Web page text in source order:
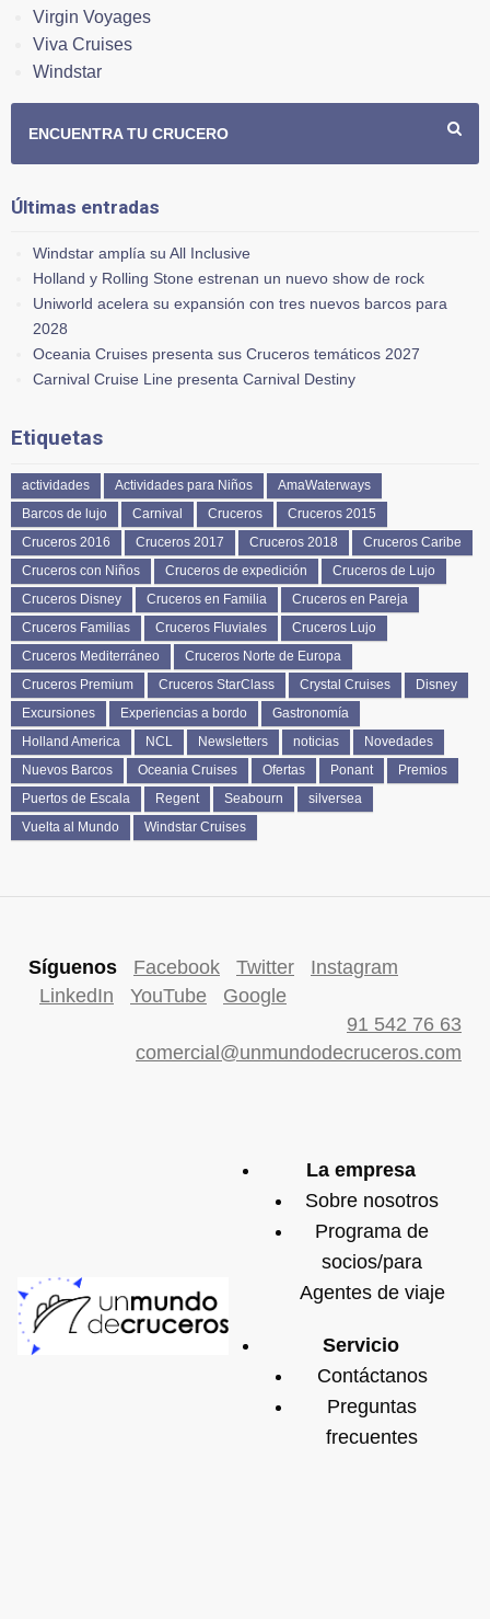
Virgin Voyages
Viva Cruises
Windstar
ENCUENTRA TU CRUCERO
Últimas entradas
Windstar amplía su All Inclusive
Holland y Rolling Stone estrenan un nuevo show de rock
Uniworld acelera su expansión con tres nuevos barcos para
2028
Oceania Cruises presenta sus Cruceros temáticos 2027
Carnival Cruise Line presenta Carnival Destiny
Etiquetas
actividades Actividades para Niños
AmaWaterways
Barcos de lujo
Carnival Cruceros
Cruceros 2015
Cruceros 2016
Cruceros 2017 Cruceros 2018
Cruceros Caribe
Cruceros con Niños
Cruceros de expedición
Cruceros de Lujo
Cruceros Disney
Cruceros en Familia
Cruceros en Pareja
Cruceros Familias
Cruceros Fluviales
Cruceros Lujo
Cruceros Mediterráneo
Cruceros Norte de Europa
Cruceros Premium
Cruceros StarClass Crystal Cruises
Disney
Excursiones
Experiencias a bordo
Gastronomía
Holland America
NCL Newsletters noticias
Novedades
Nuevos Barcos
Oceania Cruises Ofertas Ponant
Premios
Puertos de Escala
Regent Seabourn
silversea
Vuelta al Mundo
Windstar Cruises
Síguenos Facebook Twitter
Instagram
LinkedIn
YouTube
Google
91 542 76 63
comercial@unmundodecruceros.com
La empresa
Sobre nosotros
Programa de
socios/para
Agentes de viaje
Servicio
Contáctanos
Preguntas
frecuentes